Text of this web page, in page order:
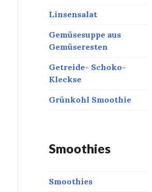
Linsensalat
Gemüsesuppe aus
Gemüseresten
Getreide- Schoko-
Kleckse
Grünkohl Smoothie
Smoothies
Smoothies